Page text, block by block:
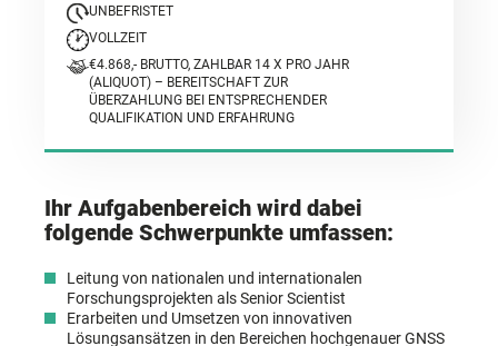
UNBEFRISTET
VOLLZEIT
€4.868,- BRUTTO, ZAHLBAR 14 X PRO JAHR
(ALIQUOT) – BEREITSCHAFT ZUR
ÜBERZAHLUNG BEI ENTSPRECHENDER
QUALIFIKATION UND ERFAHRUNG
Ihr Aufgabenbereich wird dabei
folgende Schwerpunkte umfassen:
Leitung von nationalen und internationalen
Forschungsprojekten als Senior Scientist
Erarbeiten und Umsetzen von innovativen
Lösungsansätzen in den Bereichen hochgenauer GNSS